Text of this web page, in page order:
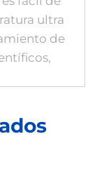
ultra
de